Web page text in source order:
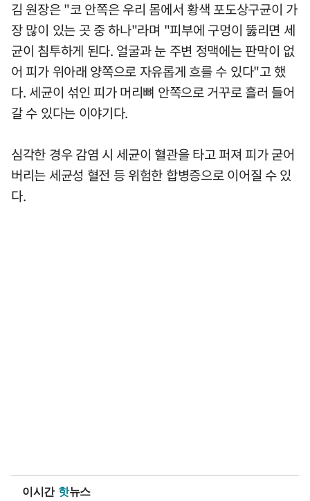
김 원장은 "코 안쪽은 우리 몸에서 황색 포도상구균이 가
장 많이 있는 곳 중 하나"라며 "피부에 구멍이 뚫리면 세
균이 침투하게 된다. 얼굴과 눈 주변 정맥에는 판막이 없
어 피가 위아래 양쪽으로 자유롭게 흐를 수 있다"고 했
다. 세균이 섞인 피가 머리뼈 안쪽으로 거꾸로 흘러 들어
갈 수 있다는 이야기다.
심각한 경우 감염 시 세균이 혈관을 타고 퍼져 피가 굳어
버리는 세균성 혈전 등 위험한 합병증으로 이어질 수 있
다.
이시간 핫뉴스